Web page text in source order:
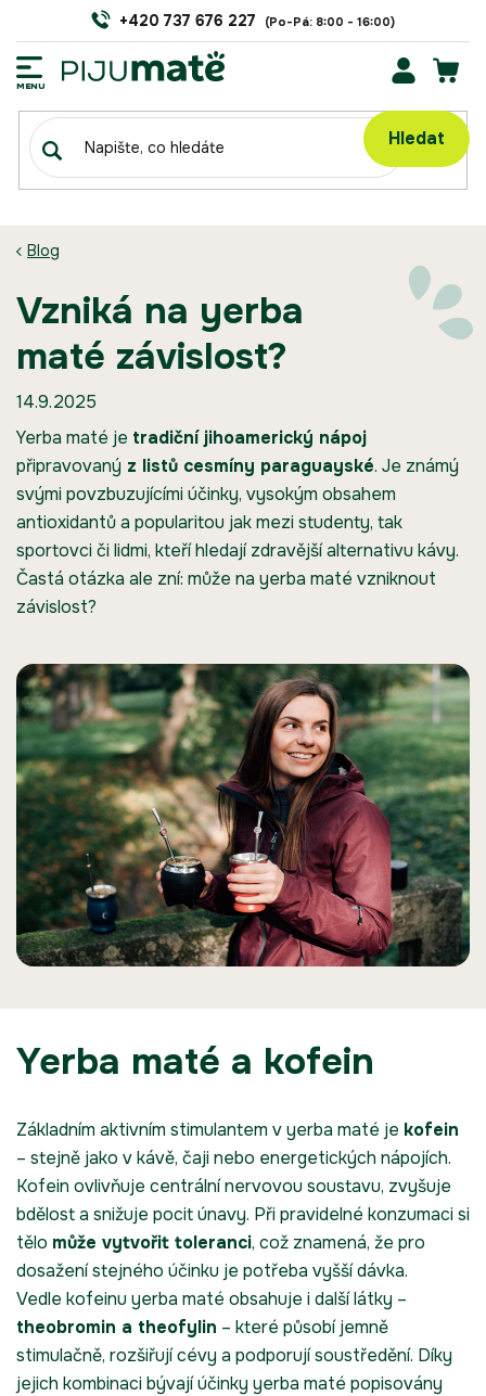
Hledat
+420 737 676 227
Blog
Vzniká na yerba
maté závislost?
14.9.2025
Yerba maté je tradiční jihoamerický nápoj
připravovaný z listů cesmíny paraguayské. Je známý
svými povzbuzujícími účinky, vysokým obsahem
antioxidantů a popularitou jak mezi studenty, tak
sportovci či lidmi, kteří hledají zdravější alternativu kávy.
Častá otázka ale zní: může na yerba maté vzniknout
závislost?
Yerba maté a kofein
Základním aktivním stimulantem v yerba maté je kofein
– stejně jako v kávě, čaji nebo energetických nápojích.
Kofein ovlivňuje centrální nervovou soustavu, zvyšuje
bdělost a snižuje pocit únavy. Při pravidelné konzumaci si
tělo může vytvořit toleranci, což znamená, že pro
dosažení stejného účinku je potřeba vyšší dávka.
Vedle kofeinu yerba maté obsahuje i další látky –
theobromin a theofylin – které působí jemně
stimulačně, rozšiřují cévy a podporují soustředění. Díky
jejich kombinaci bývají účinky yerba maté popisovány